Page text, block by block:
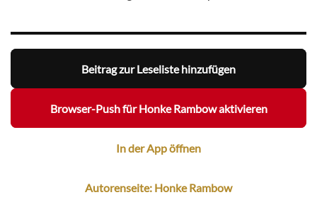
Beitrag zur Leseliste hinzufügen
Browser-Push für Honke Rambow aktivieren
In der App öffnen
Autorenseite: Honke Rambow